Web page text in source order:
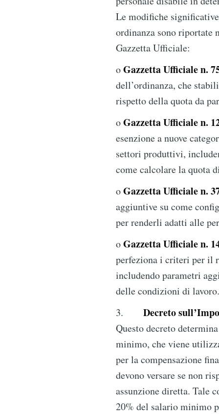
Le modifiche
ordinanza sono riportate
Gazzetta Ufficiale:
oGazzetta Ufficiale n.
dell’ordinanza, che
rispetto della quota da
oGazzetta Ufficiale n.
esenzione a nuove
settori produttivi,
come calcolare la quota
oGazzetta Ufficiale n.
aggiuntive su come
per renderli adatti alle
oGazzetta Ufficiale n.
perfeziona i criteri per il
includendo parametri
delle condizioni di
3.Decreto
Questo decreto
minimo, che viene
per la compensazione
devono versare se non
assunzione diretta. Tale
20% del salario minimo